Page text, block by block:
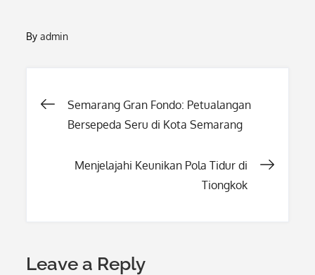
Byadmin
Post
Semarang Gran Fondo: Petualangan
Bersepeda Seru di Kota Semarang
Menjelajahi Keunikan Pola Tidur di
Tiongkok
Leave a Reply